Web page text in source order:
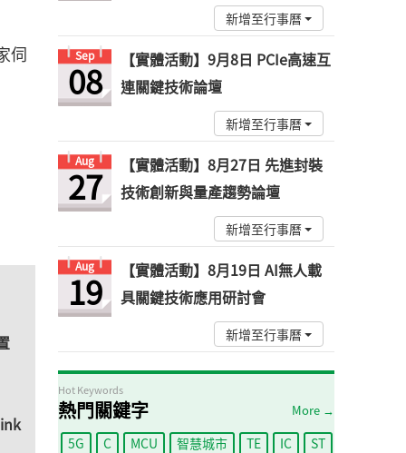
伺
新增至行事曆
Sep
08
【實體活動】9月8日 PCIe高速互
連關鍵技術論壇
新增至行事曆
Aug
27
【實體活動】8月27日 先進封裝
技術創新與量產趨勢論壇
新增至行事曆
Aug
19
【實體活動】8月19日 AI無人載
具關鍵技術應用研討會
新增至行事曆
Hot Keywords
熱門關鍵字 More →
5G C MCU 智慧城市 TE IC
ST